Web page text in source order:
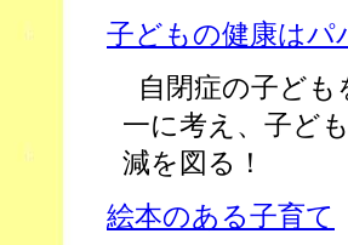
子どもの健康はパ
自閉症の子ど
一に考え、子ど
減を図る！
絵本のある子育て